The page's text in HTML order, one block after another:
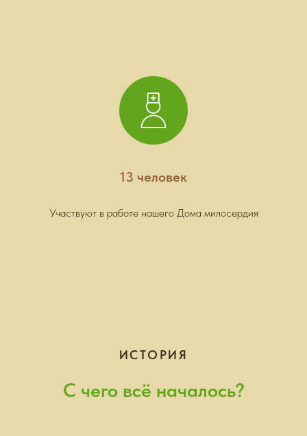
13 человек
Участвуют в работе нашего Дома милосердия
ИСТОРИЯ
С чего всё началось?